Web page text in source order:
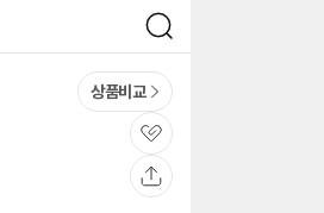
검
색
상품비교
관
심